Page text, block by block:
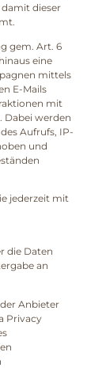
damit dieser
gem. Art. 6
eine
mittels
E-Mails
mit
Dabei werden
Aufrufs, IP-
und
jederzeit mit
die Daten
an
Anbieter
Privacy